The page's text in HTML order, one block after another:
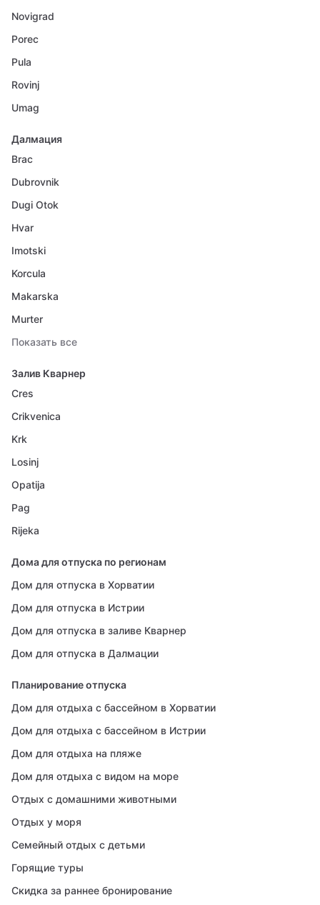
Novigrad
Porec
Pula
Rovinj
Umag
Далмация
Brac
Dubrovnik
Dugi Otok
Hvar
Imotski
Korcula
Makarska
Murter
Показать все
Залив Кварнер
Cres
Crikvenica
Krk
Losinj
Opatija
Pag
Rijeka
Дома для отпуска по регионам
Дом для отпуска в Хорватии
Дом для отпуска в Истрии
Дом для отпуска в заливе Кварнер
Дом для отпуска в Далмации
Планирование отпуска
Дом для отдыха с бассейном в Хорватии
Дом для отдыха с бассейном в Истрии
Дом для отдыха на пляже
Дом для отдыха с видом на море
Отдых с домашними животными
Отдых у моря
Семейный отдых с детьми
Горящие туры
Скидка за раннее бронирование